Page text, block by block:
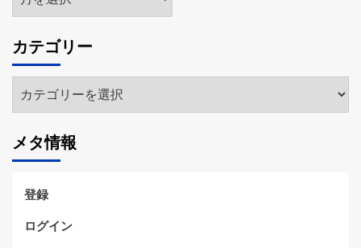
ー
イ
ブ
カテゴリー
テ
リ
ー
メタ情報
登録
ログイン